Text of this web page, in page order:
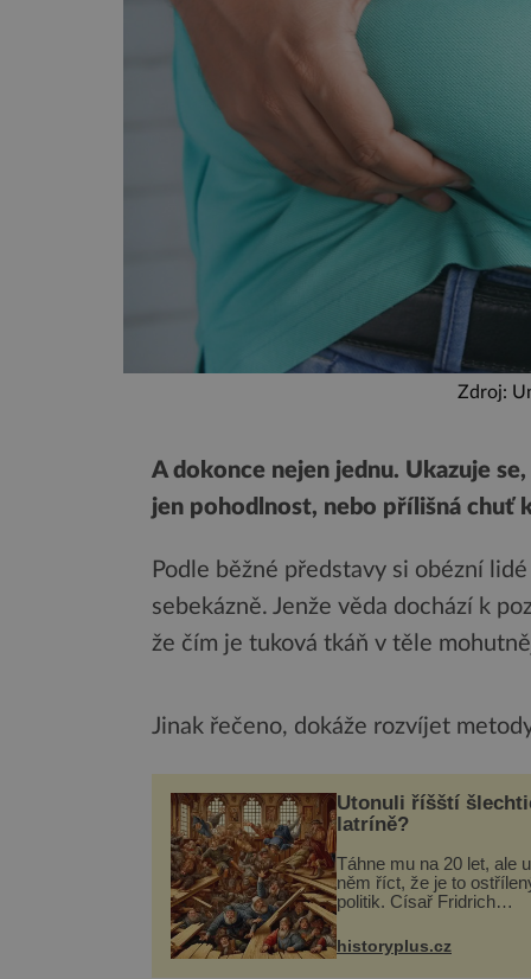
Zdroj:
A dokonce nejen jednu. Ukazuje
jen pohodlnost, nebo přílišná chuť
Podle běžné představy si obézní
sebekázně. Jenže věda dochází k
že čím je tuková tkáň v těle
Jinak řečeno, dokáže rozvíjet
Utonuli říšští
latríně?
Táhne mu na 20 let, ale
něm říct, že je to
politik. Císař Fridrich
syna a dědice Jindřicha
Erfurtu, aby se stal
historyplus.cz